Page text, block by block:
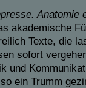
Anatomie
akademische
Texte, die
sofort
und
ein Trumm